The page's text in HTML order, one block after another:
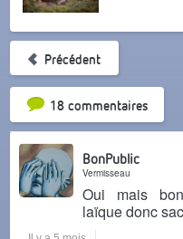
Précédent
18 commentaires
Tri par
BonPublic
Vermisseau
Oui mais
laïque donc